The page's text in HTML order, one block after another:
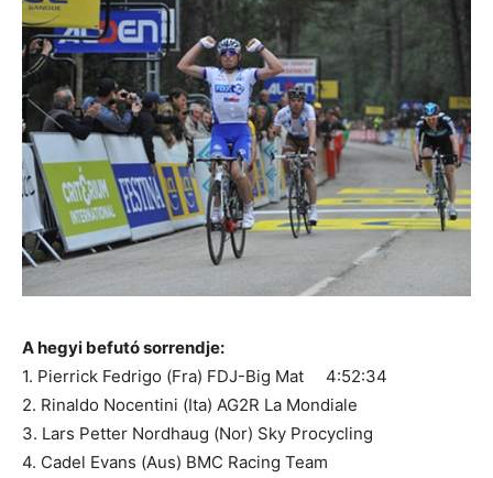
A hegyi befutó sorrendje:
1. Pierrick Fedrigo (Fra) FDJ-Big Mat 4:52:34
2. Rinaldo Nocentini (Ita) AG2R La Mondiale
3. Lars Petter Nordhaug (Nor) Sky Procycling
4. Cadel Evans (Aus) BMC Racing Team